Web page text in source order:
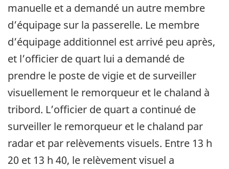
manuelle et a demandé un autre membre
d’équipage sur la passerelle. Le membre
d’équipage additionnel est arrivé peu après,
et l’officier de quart lui a demandé de
prendre le poste de vigie et de surveiller
visuellement le remorqueur et le chaland à
tribord. L’officier de quart a continué de
surveiller le remorqueur et le chaland par
radar et par relèvements visuels. Entre 13 h
20 et 13 h 40, le relèvement visuel a